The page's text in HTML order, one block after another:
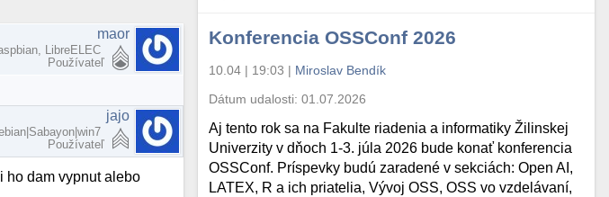
maor
LibreELEC
Používateľ
jajo
Používateľ
ho dam vypnut alebo
Konferencia OSSConf 2026
10.04 | 19:03 | Miroslav Bendík
Dátum udalosti:01.07.2026
Aj tento rok sa na Fakulte riadenia a informatiky Žilinskej
Univerzity v dňoch 1-3. júla 2026 bude konať konferencia
OSSConf. Príspevky budú zaradené v sekciách: Open AI,
LATEX, R a ich priatelia, Vývoj OSS, OSS vo vzdelávaní,